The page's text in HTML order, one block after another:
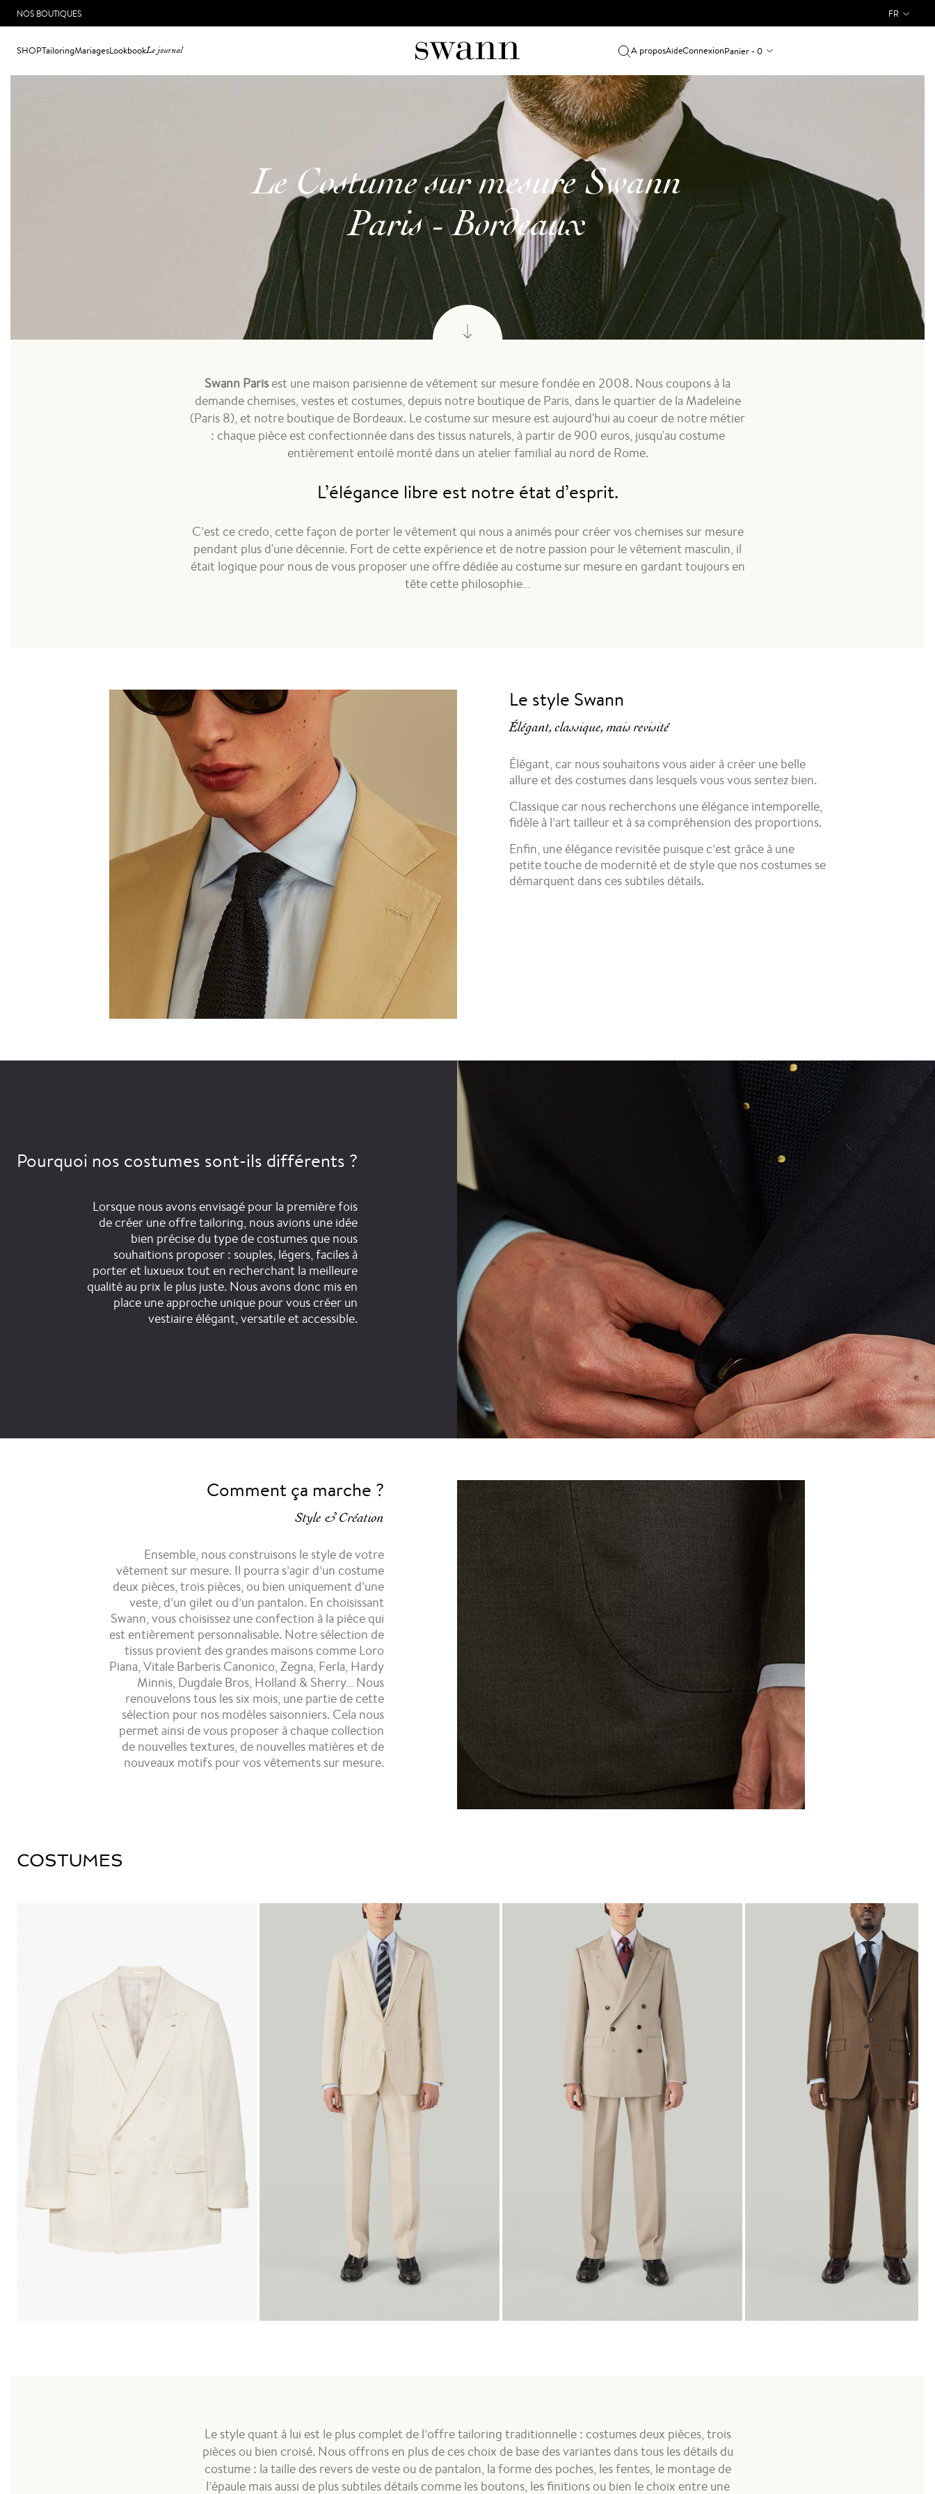
NOS BOUTIQUES FR
SHOPTailoringMariagesLookbookLe journal A proposAideConnexionPanier - 0
Le Costume sur mesure Swann
Paris - Bordeaux
Swann Parisest une maison parisienne de vêtement sur mesure fondée en 2008. Nous coupons à la
demande chemises, vestes et costumes, depuis notre boutique de Paris, dans le quartier de la Madeleine
(Paris 8), et notre boutique de Bordeaux. Le costume sur mesure est aujourd'hui au coeur de notre métier
: chaque pièce est confectionnée dans des tissus naturels, à partir de 900 euros, jusqu'au costume
entièrement entoilé monté dans un atelier familial au nord de Rome.
L’élégance libre est notre état d’esprit.
C’est ce credo, cette façon de porter le vêtement qui nous a animés pour créer vos chemises sur mesure
pendant plus d'une décennie. Fort de cette expérience et de notre passion pour le vêtement masculin, il
était logique pour nous de vous proposer une offre dédiée au costume sur mesure en gardant toujours en
tête cette philosophie…
Le style Swann
Élégant, classique, mais revisité
Élégant, car nous souhaitons vous aider à créer une belle
allure et des costumes dans lesquels vous vous sentez bien.
Classique car nous recherchons une élégance intemporelle,
fidèle à l’art tailleur et à sa compréhension des proportions.
Enfin, une élégance revisitée puisque c’est grâce à une
petite touche de modernité et de style que nos costumes se
démarquent dans ces subtiles détails.
Pourquoi nos costumes sont-ils différents ?
Lorsque nous avons envisagé pour la première fois
de créer une offre tailoring, nous avions une idée
bien précise du type de costumes que nous
souhaitions proposer : souples, légers, faciles à
porter et luxueux tout en recherchant la meilleure
qualité au prix le plus juste. Nous avons donc mis en
place une approche unique pour vous créer un
vestiaire élégant, versatile et accessible.
Comment ça marche ?
Style & Création
Ensemble, nous construisons le style de votre
vêtement sur mesure. Il pourra s’agir d’un costume
deux pièces, trois pièces, ou bien uniquement d’une
veste, d’un gilet ou d’un pantalon. En choisissant
Swann, vous choisissez une confection à la pièce qui
est entièrement personnalisable. Notre sélection de
tissus provient des grandes maisons comme Loro
Piana, Vitale Barberis Canonico, Zegna, Ferla, Hardy
Minnis, Dugdale Bros, Holland & Sherry… Nous
renouvelons tous les six mois, une partie de cette
sélection pour nos modèles saisonniers. Cela nous
permet ainsi de vous proposer à chaque collection
de nouvelles textures, de nouvelles matières et de
nouveaux motifs pour vos vêtements sur mesure.
COSTUMES
Le style quant à lui est le plus complet de l’offre tailoring traditionnelle : costumes deux pièces, trois
pièces ou bien croisé. Nous offrons en plus de ces choix de base des variantes dans tous les détails du
costume : la taille des revers de veste ou de pantalon, la forme des poches, les fentes, le montage de
l’épaule mais aussi de plus subtiles détails comme les boutons, les finitions ou bien le choix entre une